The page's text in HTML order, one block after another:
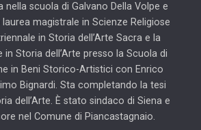
scuola di Galvano Della Volpe e
magistrale in Scienze Religiose
in Storia dell’Arte Sacra e la
Storia dell’Arte presso la Scuola di
in Beni Storico-Artistici con Enrico
Bignardi. Sta completando la tesi
dell’Arte. È stato sindaco di Siena e
nel Comune di Piancastagnaio.